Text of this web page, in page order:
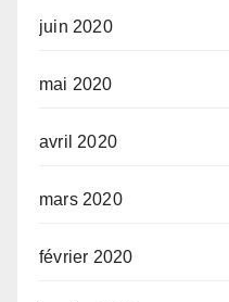
juin 2020
mai 2020
avril 2020
mars 2020
février 2020